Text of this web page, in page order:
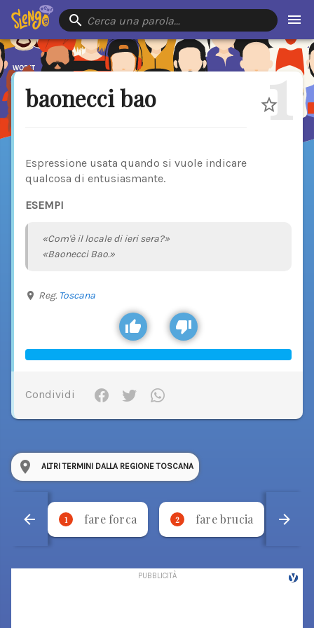
Cerca una parola…
baonecci bao 1
Espressione usata quando si vuole indicare
qualcosa di entusiasmante.
ESEMPI
«Com'è il locale di ieri sera?»
«Baonecci Bao.»
Reg. Toscana
Condividi
ALTRI TERMINI DALLA REGIONE TOSCANA
1 fare forca 2 fare brucia